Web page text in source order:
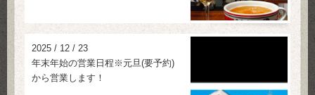
2025 / 12 / 23
年末年始の営業日程※元旦(要予約)
から営業します！